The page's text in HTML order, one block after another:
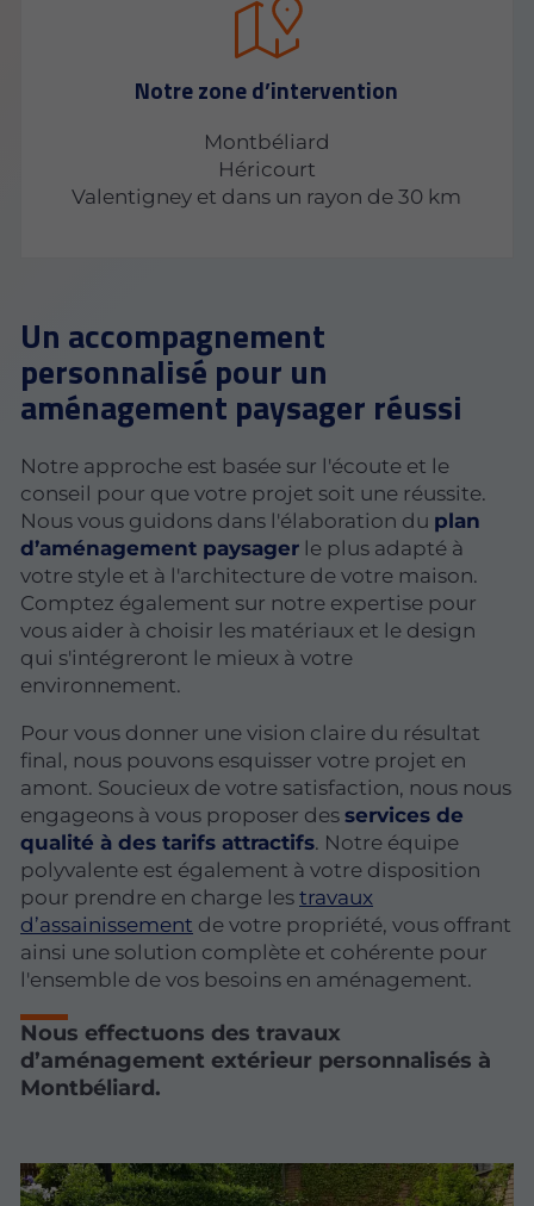
Notre zone d’intervention
Montbéliard
Héricourt
Valentigney et dans un rayon de 30 km
Un accompagnement
personnalisé pour un
aménagement paysager réussi
Notre approche est basée sur l'écoute et le
conseil pour que votre projet soit une réussite.
Nous vous guidons dans l'élaboration du plan
d’aménagement paysager le plus adapté à
votre style et à l'architecture de votre maison.
Comptez également sur notre expertise pour
vous aider à choisir les matériaux et le design
qui s'intégreront le mieux à votre
environnement.
Pour vous donner une vision claire du résultat
final, nous pouvons esquisser votre projet en
amont. Soucieux de votre satisfaction, nous nous
engageons à vous proposer desservices de
qualité à des tarifs attractifs. Notre équipe
polyvalente est également à votre disposition
pour prendre en charge lestravaux
d’assainissement de votre propriété, vous offrant
ainsi une solution complète et cohérente pour
l'ensemble de vos besoins en aménagement.
Nous effectuons des travaux
d’aménagement extérieur personnalisés à
Montbéliard.